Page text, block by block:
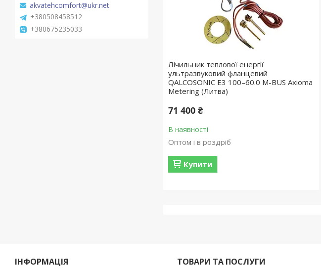
Лічильник теплової енергії
ультразвуковий фланцевий
QALCOSONIC E3 100–60.0 M-BUS Axioma
Metering (Литва)
71 400 ₴
В наявності
Оптом і в роздріб
Купити
akvatehcomfort@ukr.net
+380508458512
+380675235033
ІНФОРМАЦІЯ ТОВАРИ ТА ПОСЛУГИ